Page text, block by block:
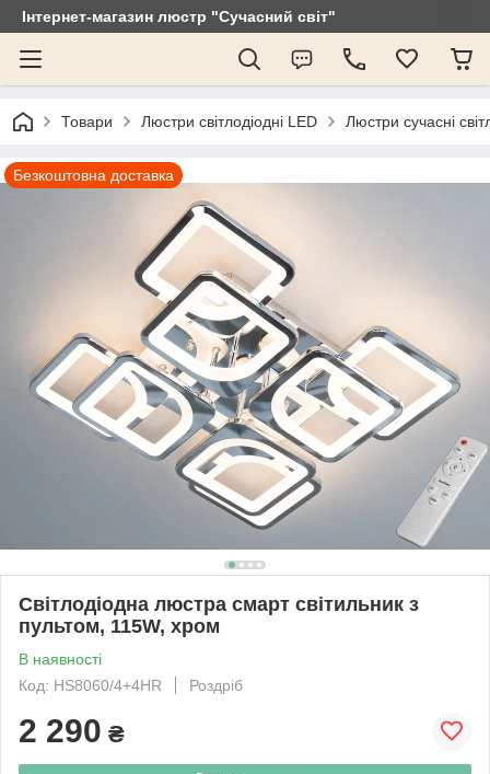
Інтернет-магазин люстр "Сучасний світ"
Товари Люстри світлодіодні LED Люстри сучасні
Безкоштовна доставка
Світлодіодна люстра смарт світильник з
пультом, 115W, хром
В наявності
Код: HS8060/4+4HR
Роздріб
2 290 ₴